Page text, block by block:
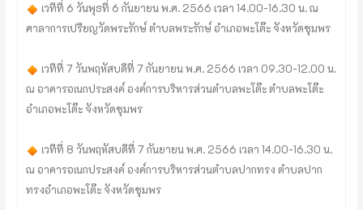
เวทีที่ 6 วันพุธที่ 6 กันยายน พ.ศ. 2566 เวลา 14.00-16.30 น. ณ
ศาลาการเปรียญวัดพระรักษ์ ตำบลพระรักษ์ อำเภอพะโต๊ะ จังหวัดชุมพร
เวทีที่ 7 วันพฤหัสบดีที่ 7 กันยายน พ.ศ. 2566 เวลา 09.30-12.00 น.
ณ อาคารอเนกประสงค์ องค์การบริหารส่วนตำบลพะโต๊ะ ตำบลพะโต๊ะ
อำเภอพะโต๊ะ จังหวัดชุมพร
เวทีที่ 8 วันพฤหัสบดีที่ 7 กันยายน พ.ศ. 2566 เวลา 14.00-16.30 น.
ณ อาคารอเนกประสงค์ องค์การบริหารส่วนตำบลปากทรง ตำบลปาก
ทรงอำเภอพะโต๊ะ จังหวัดชุมพร